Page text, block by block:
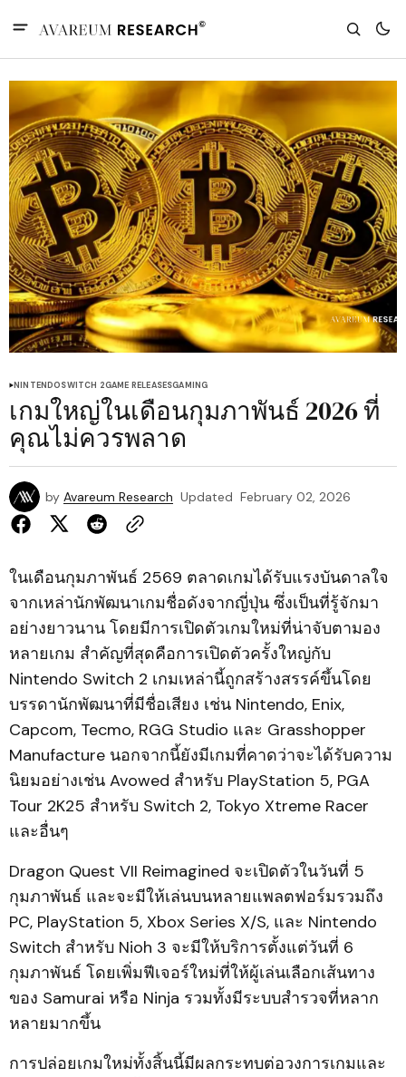
NINTENDOSWITCH 2GAME RELEASESGAMING
เกมใหญ่ในเดือนกุมภาพันธ์ 2026 ที่
คุณไม่ควรพลาด
by Avareum Research Updated February 02, 2026
ในเดือนกุมภาพันธ์ 2569 ตลาดเกมได้รับแรงบันดาลใจ
จากเหล่านักพัฒนาเกมชื่อดังจากญี่ปุ่น ซึ่งเป็นที่รู้จักมา
อย่างยาวนาน โดยมีการเปิดตัวเกมใหม่ที่น่าจับตามอง
หลายเกม สำคัญที่สุดคือการเปิดตัวครั้งใหญ่กับ
Nintendo Switch 2 เกมเหล่านี้ถูกสร้างสรรค์ขึ้นโดย
บรรดานักพัฒนาที่มีชื่อเสียง เช่น Nintendo, Enix,
Capcom, Tecmo, RGG Studio และ Grasshopper
Manufacture นอกจากนี้ยังมีเกมที่คาดว่าจะได้รับความ
นิยมอย่างเช่น Avowed สำหรับ PlayStation 5, PGA
Tour 2K25 สำหรับ Switch 2, Tokyo Xtreme Racer
และอื่นๆ
Dragon Quest VII Reimagined จะเปิดตัวในวันที่ 5
กุมภาพันธ์ และจะมีให้เล่นบนหลายแพลตฟอร์มรวมถึง
PC, PlayStation 5, Xbox Series X/S, และ Nintendo
Switch สำหรับ Nioh 3 จะมีให้บริการตั้งแต่วันที่ 6
กุมภาพันธ์ โดยเพิ่มฟีเจอร์ใหม่ที่ให้ผู้เล่นเลือกเส้นทาง
ของ Samurai หรือ Ninja รวมทั้งมีระบบสำรวจที่หลาก
หลายมากขึ้น
การปล่อยเกมใหม่ทั้งสิ้นนี้มีผลกระทบต่อวงการเกมและ